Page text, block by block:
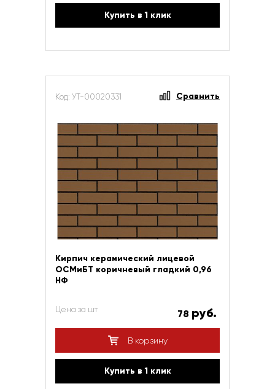
Купить в 1 клик
Код: УТ-00020331 Сравнить
Кирпич керамический лицевой
ОСМиБТ коричневый гладкий 0,96
НФ
Цена за шт 78 руб.
В корзину
Купить в 1 клик